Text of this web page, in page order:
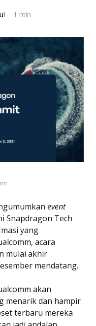
1 min
event
Snapdragon Tech
yang
acara
mulai akhir
mendatang.
akan
menarik dan hampir
terbaru mereka